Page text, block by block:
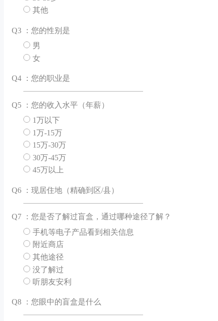
其他
Q3 ：您的性别是
男
女
Q4 ：您的职业是
Q5 ：您的收入水平（年薪）
1万以下
1万-15万
15万-30万
30万-45万
45万以上
Q6 ：现居住地（精确到区/县）
Q7 ：您是否了解过盲盒，通过哪种途径了解？
手机等电子产品看到相关信息
附近商店
其他途径
没了解过
听朋友安利
Q8 ：您眼中的盲盒是什么